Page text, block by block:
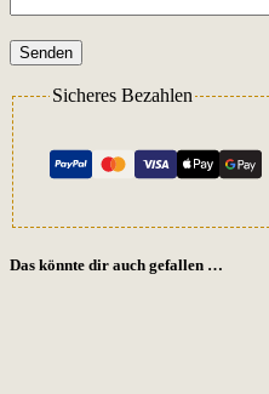
Senden
Sicheres Bezahlen
Das könnte dir auch gefallen …